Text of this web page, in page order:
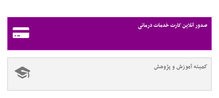
صدور آنلاین کارت خدمات درمانی
کمیته آموزش و پژوهش